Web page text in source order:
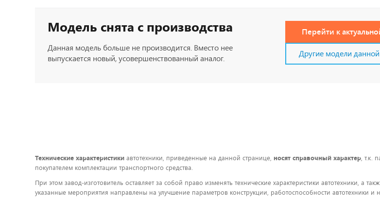
Модель снята с производства
Данная модель больше не производится. Вместо нее
выпускается новый, усовершенствованный аналог.
Перейти к
Другие модели данной
Технические характеристики автотехники, приведенные на данной странице, носят справочный характер, т.к.
покупателем комплектации транспортного средства.
При этом завод-изготовитель оставляет за собой право изменять технические характеристики автотехники, а
указанные мероприятия направлены на улучшение параметров конструкции, работоспособности автотехники и